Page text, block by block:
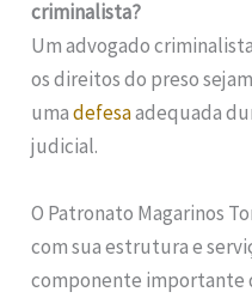
criminalista?
Um advogado
os direitos do preso
umadefesaadequada
judicial.
O Patronato Magarinos
com sua estrutura e
componente importante